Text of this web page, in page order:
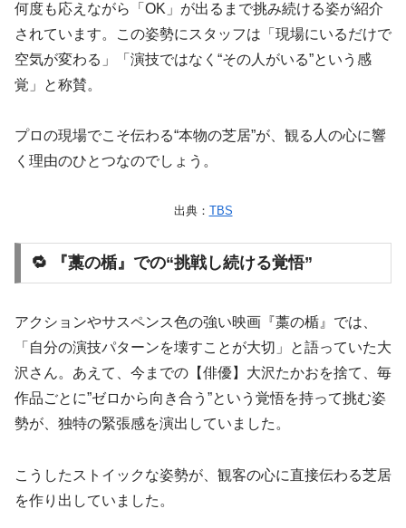
何度も応えながら「OK」が出るまで挑み続ける姿が紹介
されています。この姿勢にスタッフは「現場にいるだけで
空気が変わる」「演技ではなく“その人がいる”という感
覚」と称賛。
プロの現場でこそ伝わる“本物の芝居”が、観る人の心に響
く理由のひとつなのでしょう。
出典： TBS
🔁 『藁の楯』での“挑戦し続ける覚悟”
アクションやサスペンス色の強い映画『藁の楯』では、
「自分の演技パターンを壊すことが大切」と語っていた大
沢さん。あえて、今までの【俳優】大沢たかおを捨て、毎
作品ごとに”ゼロから向き合う”という覚悟を持って挑む姿
勢が、独特の緊張感を演出していました。
こうしたストイックな姿勢が、観客の心に直接伝わる芝居
を作り出していました。